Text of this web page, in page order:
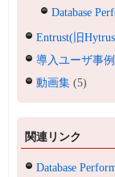
Database
Entrust(旧
導入ユーザ事例
動画集 (5)
関連リンク
Database